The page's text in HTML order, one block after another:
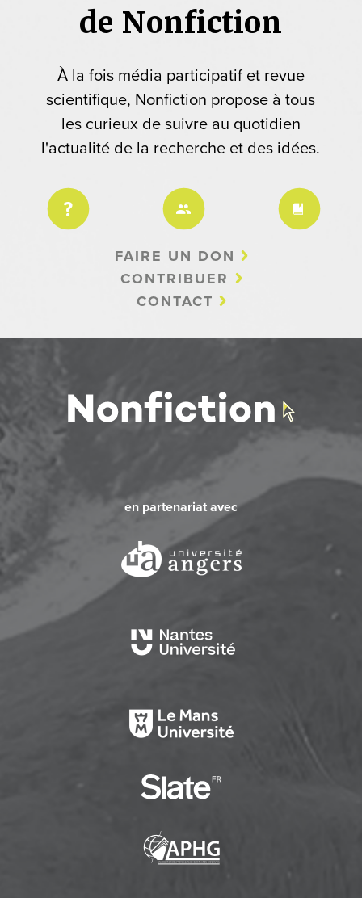
de Nonfiction
À la fois média participatif et revue
scientifique, Nonfiction propose à tous
les curieux de suivre au quotidien
l'actualité de la recherche et des idées.
FAIRE UN DON
CONTRIBUER
CONTACT
en partenariat avec